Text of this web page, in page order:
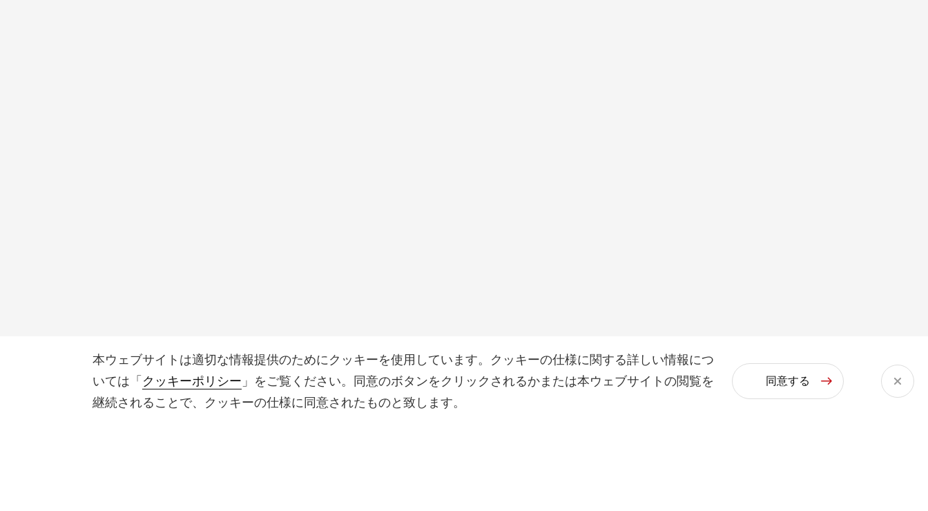
本ウェブサイトは適切な情報提供のためにクッキーを使用しています。クッキーの仕様に関する詳しい情報につ
いては「 クッキーポリシー 」をご覧ください。同意のボタンをクリックされるかまたは本ウェブサイトの閲覧を
継続されることで、クッキーの仕様に同意されたものと致します。
同意する